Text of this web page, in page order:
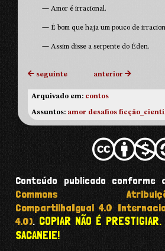
— Amor é irracional.
— É bom que haja um pouco de
— Assim disse a serpente do Éden.
seguinte anterior
Arquivado em: contos
Assuntos: amor desafios
Conteúdo publicado conforme
Commons Atribuição-
CompartilhaIgual 4.0
4.0). COPIAR NÃO É
SACANEIE!